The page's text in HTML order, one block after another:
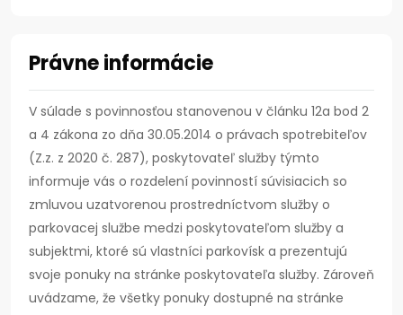
Právne informácie
V súlade s povinnosťou stanovenou v článku 12a bod 2
a 4 zákona zo dňa 30.05.2014 o právach spotrebiteľov
(Z.z. z 2020 č. 287), poskytovateľ služby týmto
informuje vás o rozdelení povinností súvisiacich so
zmluvou uzatvorenou prostredníctvom služby o
parkovacej službe medzi poskytovateľom služby a
subjektmi, ktoré sú vlastníci parkovísk a prezentujú
svoje ponuky na stránke poskytovateľa služby. Zároveň
uvádzame, že všetky ponuky dostupné na stránke